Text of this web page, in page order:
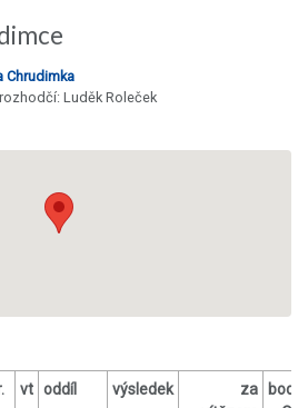
Chrudimka
Luděk Roleček
vt oddíl výsledek
za
body